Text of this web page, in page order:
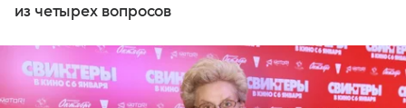
из четырех вопросов